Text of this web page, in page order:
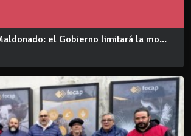
el Gobierno limitará la mo...